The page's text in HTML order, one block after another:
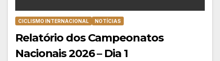
CICLISMO INTERNACIONAL NOTÍCIAS
Relatório dos Campeonatos
Nacionais 2026 – Dia 1